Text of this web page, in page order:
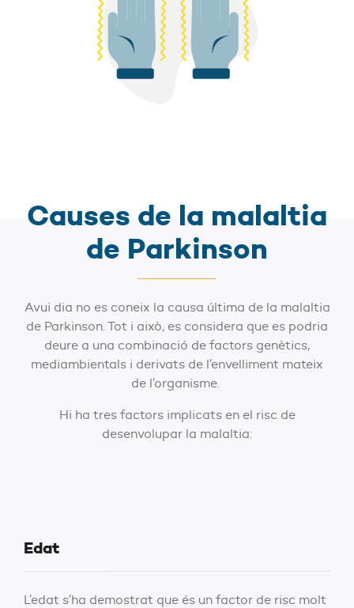
Causes de la malaltia
de Parkinson
Avui dia no es coneix la causa última de la malaltia
de Parkinson. Tot i això, es considera que es podria
deure a una combinació de factors genètics,
mediambientals i derivats de l’envelliment mateix
de l’organisme.
Hi ha tres factors implicats en el risc de
desenvolupar la malaltia:
Edat
L’edat s’ha demostrat que és un factor de risc molt